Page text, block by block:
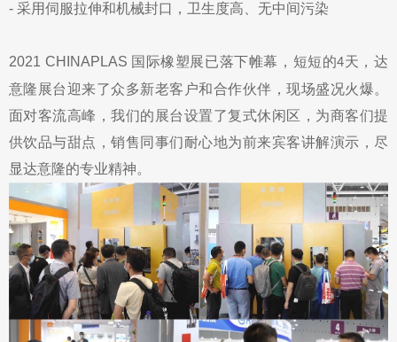
- 采用伺服拉伸和机械封口，卫生度高、无中间污染
2021 CHINAPLAS 国际橡塑展已落下帷幕，短短的4天，达
意隆展台迎来了众多新老客户和合作伙伴，现场盛况火爆。
面对客流高峰，我们的展台设置了复式休闲区，为商客们提
供饮品与甜点，销售同事们耐心地为前来宾客讲解演示，尽
显达意隆的专业精神。